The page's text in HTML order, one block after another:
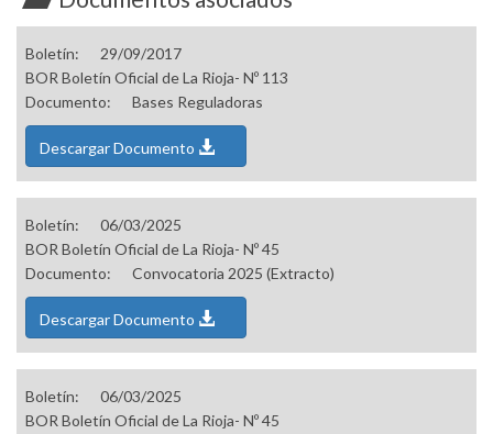
Boletín:
29/09/2017
BOR Boletín Oficial de La Rioja- Nº 113
Documento:
Bases Reguladoras
Descargar Documento
Boletín:
06/03/2025
BOR Boletín Oficial de La Rioja- Nº 45
Documento:
Convocatoria 2025 (Extracto)
Descargar Documento
Boletín:
06/03/2025
BOR Boletín Oficial de La Rioja- Nº 45